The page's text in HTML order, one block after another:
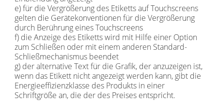
e) für die Vergrößerung des Etiketts auf Touchscreens
gelten die Gerätekonventionen für die Vergrößerung
durch Berührung eines Touchscreens
f) die Anzeige des Etiketts wird mit Hilfe einer Option
zum Schließen oder mit einem anderen Standard-
Schließmechanismus beendet
g) der alternative Text für die Grafik, der anzuzeigen ist,
wenn das Etikett nicht angezeigt werden kann, gibt die
Energieeffizienzklasse des Produkts in einer
Schriftgröße an, die der des Preises entspricht.